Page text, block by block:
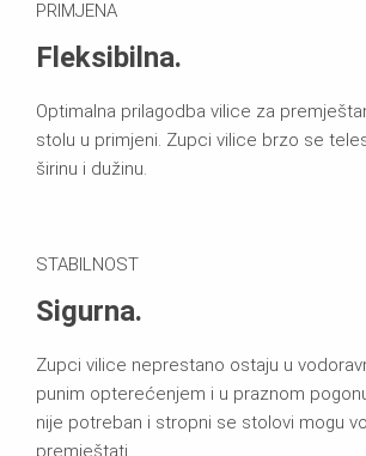
PRIMJENA
Fleksibilna.
Optimalna prilagodba vilice za
stolu u primjeni. Zupci vilice brzo se
širinu i dužinu.
STABILNOST
Sigurna.
Zupci vilice neprestano ostaju u
punim opterećenjem i u praznom
nije potreban i stropni se stolovi mogu
premještati.